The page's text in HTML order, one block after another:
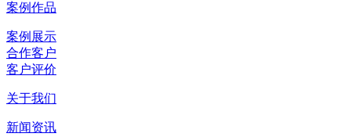
案例作品
案例展示
合作客户
客户评价
关于我们
新闻资讯